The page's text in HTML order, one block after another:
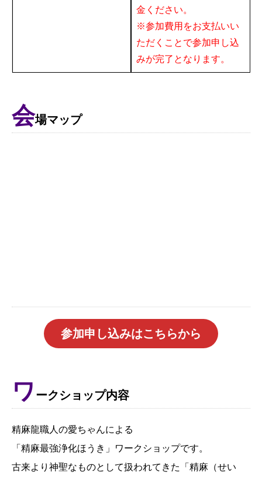
金ください。
※参加費用をお支払いい
ただくことで参加申し込
みが完了となります。
会場マップ
参加申し込みはこちらから
ワ ークショップ内容
精麻龍職人の愛ちゃんによる
「精麻最強浄化ほうき」ワークショップです。
古来より神聖なものとして扱われてきた「精麻（せい